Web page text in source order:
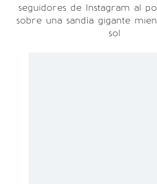
seguidores de Instagram al
sobre una sandía gigante
sol